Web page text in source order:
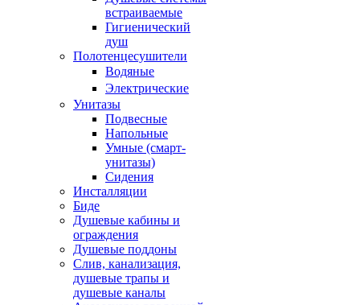
встраиваемые
Гигиенический
душ
Полотенцесушители
ㅤВодяные
ㅤЭлектрические
Унитазы
Подвесные
Напольные
Умные (смарт-
унитазы)
Сидения
Инсталляции
Биде
Душевые кабины и
ограждения
Душевые поддоны
Слив, канализация,
душевые трапы и
душевые каналы